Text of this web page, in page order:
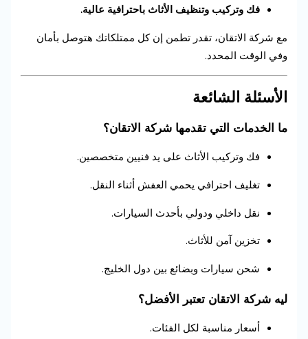
فك وتركيب وتنظيف الأثاث باحترافية عالية.
مع شركة الاتقان، تقدر تطمن إن كل ممتلكاتك هتوصل بأمان
وفي الوقت المحدد.
الأسئلة الشائعة
ما الخدمات التي تقدمها شركة الاتقان؟
فك وتركيب الأثاث على يد فنيين متخصصين.
تغليف احترافي يحمي العفش أثناء النقل.
نقل داخلي ودولي بأحدث السيارات.
تخزين آمن للأثاث.
شحن سيارات وبضائع بين دول الخليج.
ليه شركة الاتقان تعتبر الأفضل؟
أسعار مناسبة لكل الفئات.